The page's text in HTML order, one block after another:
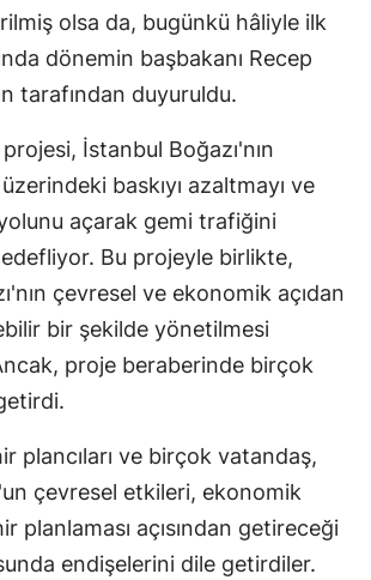
olsa da, bugünkü hâliyle ilk
dönemin başbakanı Recep
tarafından duyuruldu.
İstanbul Boğazı'nın
baskıyı azaltmayı ve
açarak gemi trafiğini
Bu projeyle birlikte,
çevresel ve ekonomik açıdan
bir şekilde yönetilmesi
proje beraberinde birçok
plancıları ve birçok vatandaş,
çevresel etkileri, ekonomik
planlaması açısından getireceği
endişelerini dile getirdiler.